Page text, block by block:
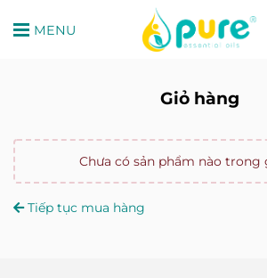
MENU
Giỏ hàng
Chưa có sản phẩm nào trong
Tiếp tục mua hàng